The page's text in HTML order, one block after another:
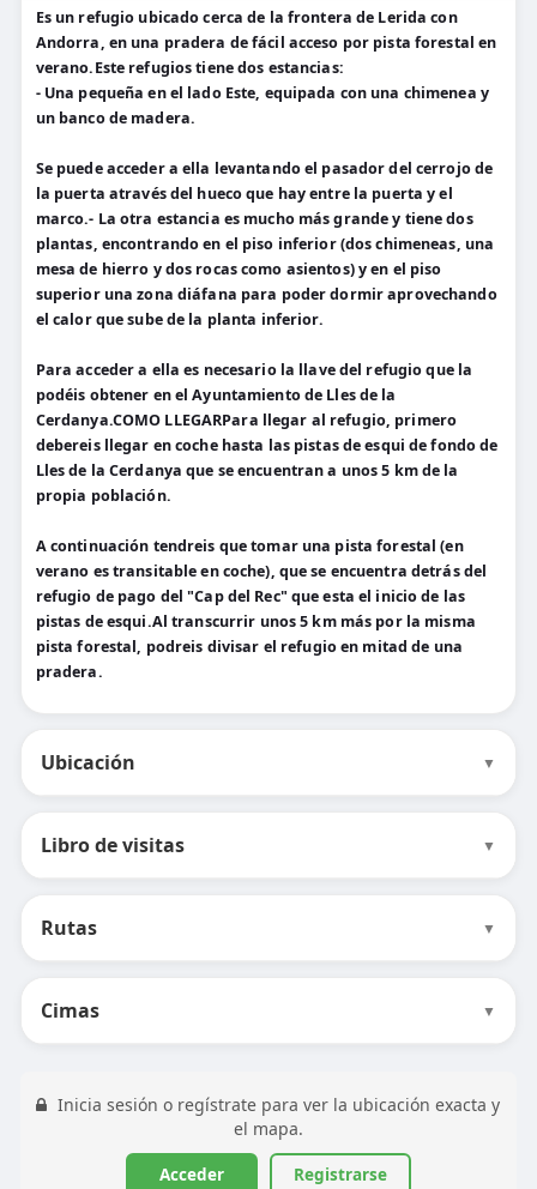
Es un refugio ubicado cerca de la frontera de Lerida con
Andorra, en una pradera de fácil acceso por pista forestal en
verano.Este refugios tiene dos estancias:
- Una pequeña en el lado Este, equipada con una chimenea y
un banco de madera.
Se puede acceder a ella levantando el pasador del cerrojo de
la puerta através del hueco que hay entre la puerta y el
marco.- La otra estancia es mucho más grande y tiene dos
plantas, encontrando en el piso inferior (dos chimeneas, una
mesa de hierro y dos rocas como asientos) y en el piso
superior una zona diáfana para poder dormir aprovechando
el calor que sube de la planta inferior.
Para acceder a ella es necesario la llave del refugio que la
podéis obtener en el Ayuntamiento de Lles de la
Cerdanya.COMO LLEGARPara llegar al refugio, primero
debereis llegar en coche hasta las pistas de esqui de fondo de
Lles de la Cerdanya que se encuentran a unos 5 km de la
propia población.
A continuación tendreis que tomar una pista forestal (en
verano es transitable en coche), que se encuentra detrás del
refugio de pago del "Cap del Rec" que esta el inicio de las
pistas de esqui.Al transcurrir unos 5 km más por la misma
pista forestal, podreis divisar el refugio en mitad de una
pradera.
Ubicación ▼
Libro de visitas ▼
Rutas ▼
Cimas ▼
Inicia sesión o regístrate para ver la ubicación exacta y
el mapa.
Acceder Registrarse